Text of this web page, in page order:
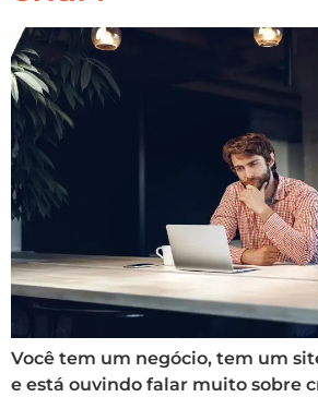
Você tem um negócio, tem um
e está ouvindo falar muito sobre